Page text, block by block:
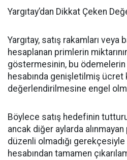
Yargıtay’dan Dikkat Çeken
Yargıtay, satış rakamları
hesaplanan primlerin
göstermesinin, bu ödemelerin
hesabında genişletilmiş ücret
değerlendirilmesine engel
Böylece satış hedefinin
ancak diğer aylarda
düzenli olmadığı gerekçesiyle
hesabından tamamen